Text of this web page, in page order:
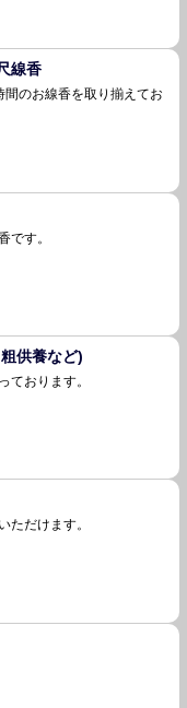
線香
のお線香を取り 揃えてお
です。
供養など)
ております。
ただけます。